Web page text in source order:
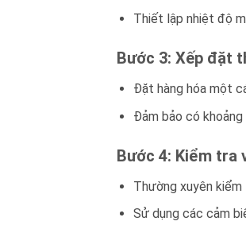
Thiết lập nhiệt độ
Bước 3: Xếp đặt
Đặt hàng hóa một
Đảm bảo có
Bước 4: Kiểm tra
Thường xuyên
Sử dụng các cảm